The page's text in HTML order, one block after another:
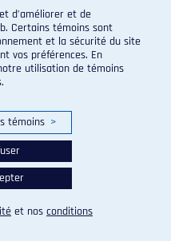
de Montréal. Tous droits
témoins
d’améliorer et de
Certains témoins sont
et la sécurité du site
vos préférences. En
utilisation de témoins
témoins >
et nos conditions